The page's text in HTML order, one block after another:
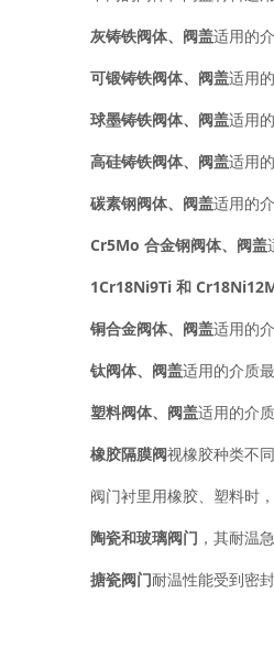
灰铸铁阀体、阀盖适用的
可锻铸铁阀体、阀盖适用
球墨铸铁阀体、阀盖适用
高硅铸铁阀体、阀盖适用
碳素钢阀体、阀盖适用的
Cr5Mo 合金钢阀体、阀盖
1Cr18Ni9Ti 和
铜合金阀体、阀盖适用的
钛阀体、阀盖适用的介质
塑料阀体、阀盖适用的介
橡胶隔膜阀视橡胶种类不
阀门衬里用橡胶、塑料时
陶瓷和玻璃阀门 ，其耐温
搪瓷阀门耐温性能受到密